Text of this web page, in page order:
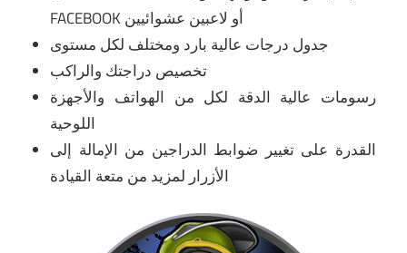
FACEBOOK أو لاعبين عشوائيين
جدول درجات عالية بارد ومختلف لكل مستوى
تخصيص دراجتك والراكب
رسومات عالية الدقة لكل من الهواتف والأجهزة
اللوحية
القدرة على تغيير ضوابط الدراجين من الإمالة إلى
الأزرار لمزيد من متعة القيادة